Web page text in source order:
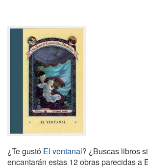
¿Te gustó El ventanal? ¿Buscas libros
encantarán estas 12 obras parecidas a